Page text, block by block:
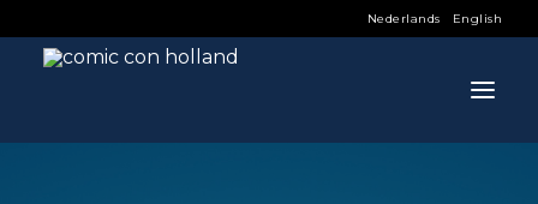
Nederlands English